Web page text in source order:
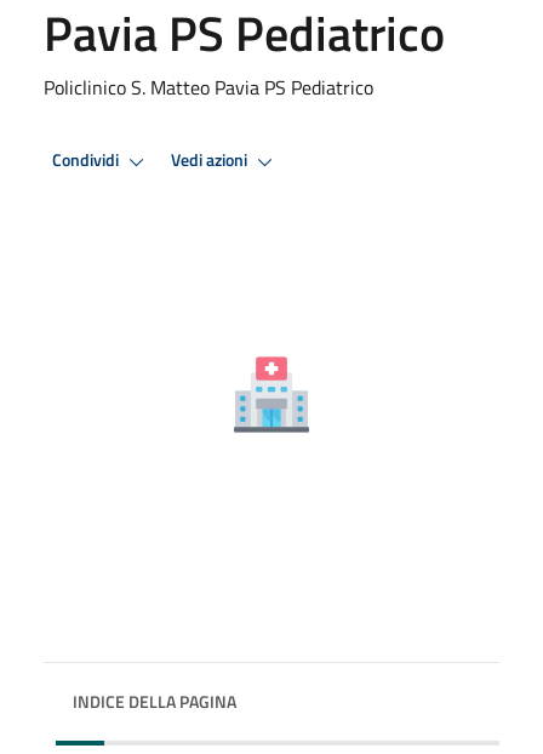
Pavia PS Pediatrico
Policlinico S. Matteo Pavia PS Pediatrico
Condividi Vedi azioni
INDICE DELLA PAGINA